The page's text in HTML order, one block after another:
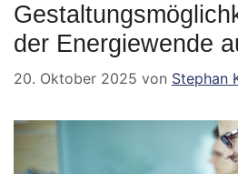
der Energiewende
20. Oktober 2025 von Stephan